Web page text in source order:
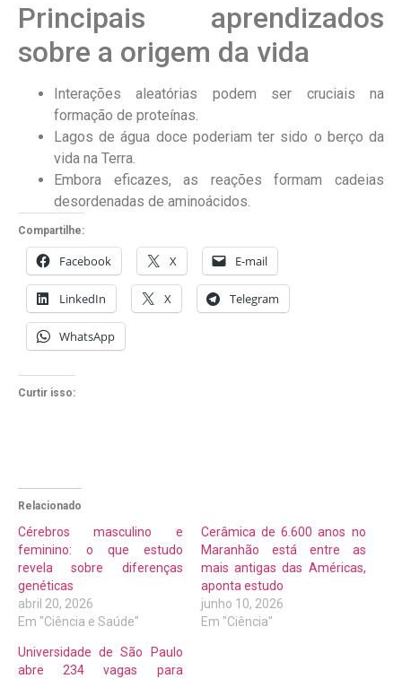
Principais aprendizados
sobre a origem da vida
Interações aleatórias podem ser cruciais na
formação de proteínas.
Lagos de água doce poderiam ter sido o berço da
vida na Terra.
Embora eficazes, as reações formam cadeias
desordenadas de aminoácidos.
Compartilhe:
Facebook X E-mail
LinkedIn X Telegram
WhatsApp
Curtir isso:
Relacionado
Cérebros masculino e
feminino: o que estudo
revela sobre diferenças
genéticas
abril 20, 2026
Em "Ciência e Saúde"
Cerâmica de 6.600 anos no
Maranhão está entre as
mais antigas das Américas,
aponta estudo
junho 10, 2026
Em "Ciência"
Universidade de São Paulo
abre 234 vagas para